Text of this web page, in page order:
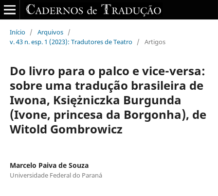
Início / Arquivos /
v. 43 n. esp. 1 (2023): Tradutores de Teatro / Artigos
Do livro para o palco e vice-versa:
sobre uma tradução brasileira de
Iwona, Księżniczka Burgunda
(Ivone, princesa da Borgonha), de
Witold Gombrowicz
Marcelo Paiva de Souza
Universidade Federal do Paraná